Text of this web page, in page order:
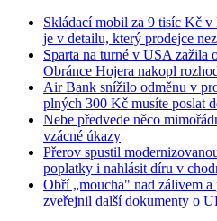
Skládací mobil za 9 tisíc Kč
je v detailu, který prodejce
Sparta na turné v USA zažila
Obránce Hojera nakopl
Air Bank snížilo odměnu v
plných 300 Kč musíte poslat
Nebe předvede něco
vzácné úkazy
Přerov spustil
poplatky i nahlásit díru v
Obří „moucha" nad zálivem
zveřejnil další dokumenty o